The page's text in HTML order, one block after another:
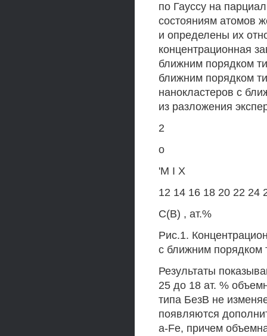
по Гауссу на
состояниям атомов
и определены их
концентрационная
ближним порядком
ближним порядком
нанокластеров с
из разложения
2
о
'М I X
12 14 16 18 20 22 24
С(В) , ат.%
Рис.1.
с ближним порядком
Результаты
25 до 18 ат. %
типа БезВ не
появляются
a-Fe, причем